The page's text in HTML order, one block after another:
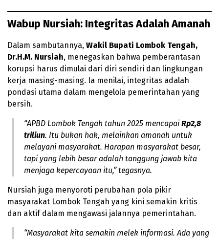
Wabup Nursiah: Integritas Adalah Amanah
Dalam sambutannya, Wakil Bupati Lombok Tengah,
Dr.H.M. Nursiah, menegaskan bahwa pemberantasan
korupsi harus dimulai dari diri sendiri dan lingkungan
kerja masing-masing. Ia menilai, integritas adalah
pondasi utama dalam mengelola pemerintahan yang
bersih.
“APBD Lombok Tengah tahun 2025 mencapai Rp2,8
triliun. Itu bukan hak, melainkan amanah untuk
melayani masyarakat. Harapan masyarakat besar,
tapi yang lebih besar adalah tanggung jawab kita
menjaga kepercayaan itu,” tegasnya.
Nursiah juga menyoroti perubahan pola pikir
masyarakat Lombok Tengah yang kini semakin kritis
dan aktif dalam mengawasi jalannya pemerintahan.
“Masyarakat kita semakin melek informasi. Ada yang